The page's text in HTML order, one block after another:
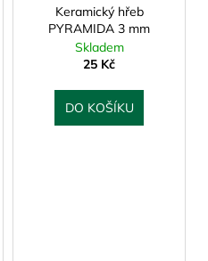
Keramický hřeb
PYRAMIDA 3 mm
Skladem
25 Kč
DO KOŠÍKU